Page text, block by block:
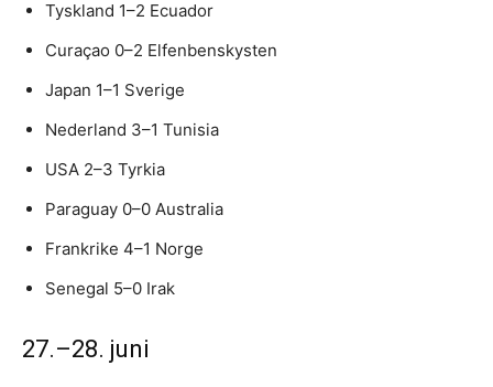
Tyskland 1–2 Ecuador
Curaçao 0–2 Elfenbenskysten
Japan 1–1 Sverige
Nederland 3–1 Tunisia
USA 2–3 Tyrkia
Paraguay 0–0 Australia
Frankrike 4–1 Norge
Senegal 5–0 Irak
27.–28. juni